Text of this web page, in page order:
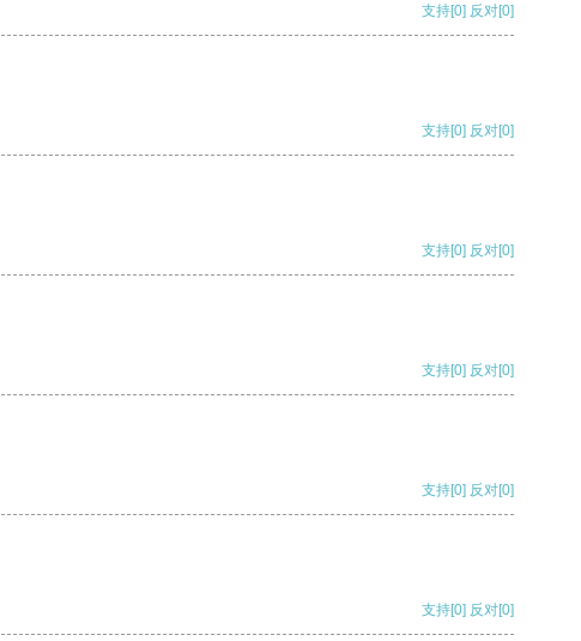
支持[0] 反对[0]
支持[0] 反对[0]
支持[0] 反对[0]
支持[0] 反对[0]
支持[0] 反对[0]
支持[0] 反对[0]